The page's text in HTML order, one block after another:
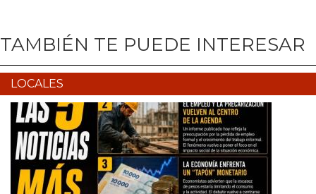
TAMBIÉN TE PUEDE INTERESAR
LOCALES